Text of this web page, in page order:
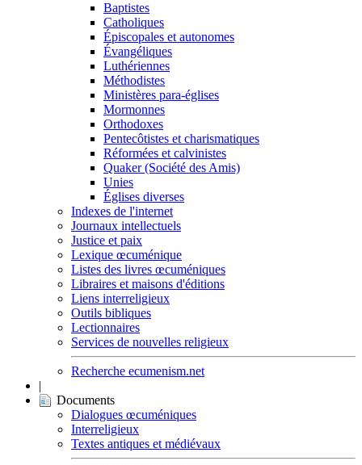
Baptistes
Catholiques
Épiscopales et autonomes
Évangéliques
Luthériennes
Méthodistes
Ministères para-églises
Mormonnes
Orthodoxes
Pentecôtistes et charismatiques
Réformées et calvinistes
Quaker (Société des Amis)
Unies
Églises diverses
Indexes de l'internet
Journaux intellectuels
Justice et paix
Lexique œcuménique
Listes des livres œcuméniques
Libraires et maisons d'éditions
Liens interreligieux
Outils bibliques
Lectionnaires
Services de nouvelles religieux
Recherche ecumenism.net
|
Documents
Dialogues œcuméniques
Interreligieux
Textes antiques et médiévaux